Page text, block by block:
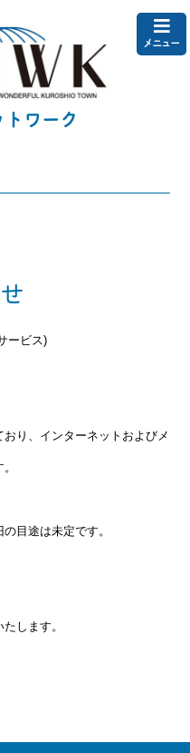
ワーク
メニュー
ービス)
り、インターネットおよびメ
目途は未定です。
します。